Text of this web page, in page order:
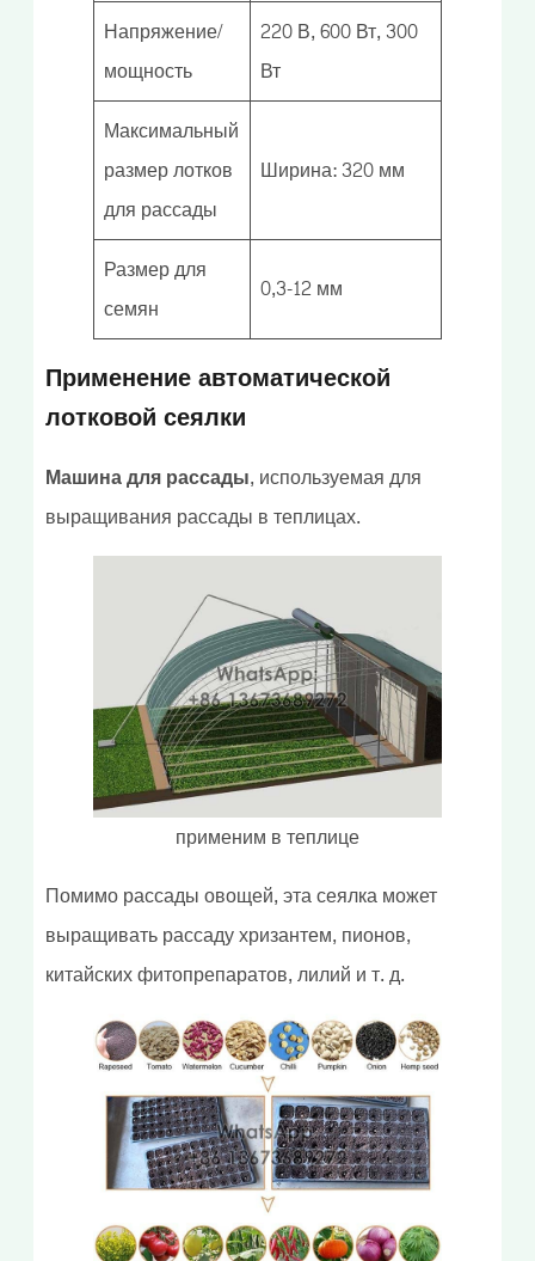
Напряжение/
мощность
220 В, 600 Вт, 300
Вт
Максимальный
размер лотков
для рассады
Ширина: 320 мм
Размер для
семян
0,3-12 мм
Применение автоматической
лотковой сеялки
Машина для рассады, используемая для
выращивания рассады в теплицах.
применим в теплице
Помимо рассады овощей, эта сеялка может
выращивать рассаду хризантем, пионов,
китайских фитопрепаратов, лилий и т. д.